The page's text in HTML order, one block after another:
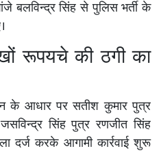
बलविन्द्र सिंह से पुलिस भर्ती के
रूपयचे की ठगी का
के आधार पर सतीश कुमार पुत्र
सिंह पुत्र रणजीत सिंह
दर्ज करके आगामी कार्रवाई शुरू